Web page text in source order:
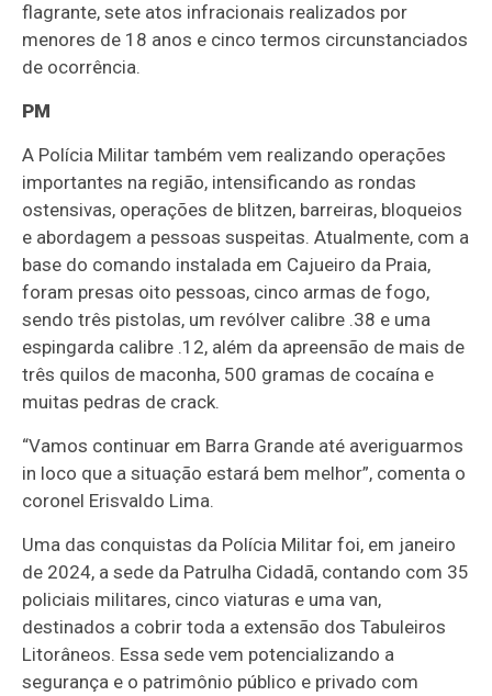
flagrante, sete atos infracionais realizados por
menores de 18 anos e cinco termos circunstanciados
de ocorrência.
PM
A Polícia Militar também vem realizando operações
importantes na região, intensificando as rondas
ostensivas, operações de blitzen, barreiras, bloqueios
e abordagem a pessoas suspeitas. Atualmente, com a
base do comando instalada em Cajueiro da Praia,
foram presas oito pessoas, cinco armas de fogo,
sendo três pistolas, um revólver calibre .38 e uma
espingarda calibre .12, além da apreensão de mais de
três quilos de maconha, 500 gramas de cocaína e
muitas pedras de crack.
“Vamos continuar em Barra Grande até averiguarmos
in loco que a situação estará bem melhor”, comenta o
coronel Erisvaldo Lima.
Uma das conquistas da Polícia Militar foi, em janeiro
de 2024, a sede da Patrulha Cidadã, contando com 35
policiais militares, cinco viaturas e uma van,
destinados a cobrir toda a extensão dos Tabuleiros
Litorâneos. Essa sede vem potencializando a
segurança e o patrimônio público e privado com